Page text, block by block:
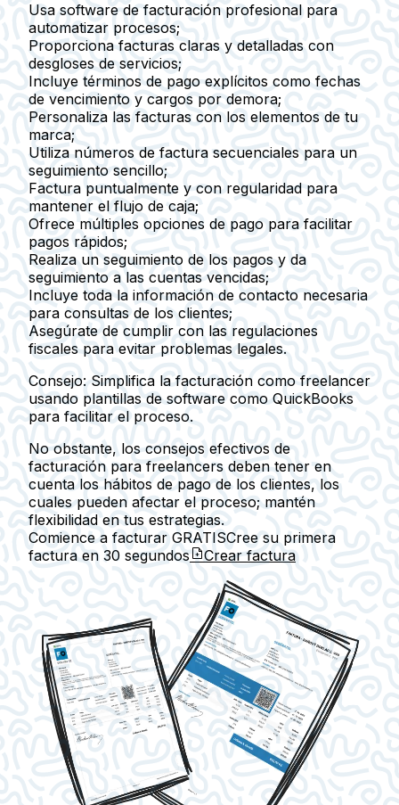
Usa software de facturación profesional para
automatizar procesos;
Proporciona facturas claras y detalladas con
desgloses de servicios;
Incluye términos de pago explícitos como fechas
de vencimiento y cargos por demora;
Personaliza las facturas con los elementos de tu
marca;
Utiliza números de factura secuenciales para un
seguimiento sencillo;
Factura puntualmente y con regularidad para
mantener el flujo de caja;
Ofrece múltiples opciones de pago para facilitar
pagos rápidos;
Realiza un seguimiento de los pagos y da
seguimiento a las cuentas vencidas;
Incluye toda la información de contacto necesaria
para consultas de los clientes;
Asegúrate de cumplir con las regulaciones
fiscales para evitar problemas legales.
Consejo: Simplifica la facturación como freelancer
usando plantillas de software como QuickBooks
para facilitar el proceso.
No obstante, los consejos efectivos de
facturación para freelancers deben tener en
cuenta los hábitos de pago de los clientes, los
cuales pueden afectar el proceso; mantén
flexibilidad en tus estrategias.
Comience a facturar GRATISCree su primera
factura en 30 segundos Crear factura